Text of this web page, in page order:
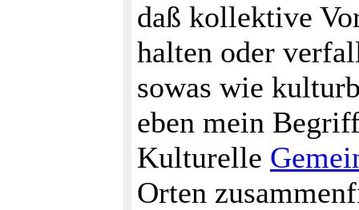
daß kollektive
halten oder
sowas wie
eben mein
Kulturelle
Orten